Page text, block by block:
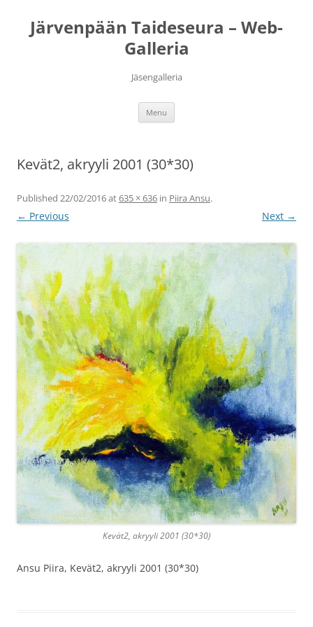
Järvenpään Taideseura – Web-
Galleria
Jäsengalleria
Menu
Kevät2, akryyli 2001 (30*30)
Published 22/02/2016at635 × 636 in Piira Ansu.
← Previous Next →
Kevät2, akryyli 2001 (30*30)
Ansu Piira, Kevät2, akryyli 2001 (30*30)